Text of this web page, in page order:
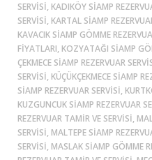
SERVISI, KADIKÖY SIAMP
SERVISI, KARTAL SIAMP
KAVACIK SIAMP GÖMME
FIYATLARI, KOZYATAĞI SIAMP
ÇEKMECE SIAMP REZERVUAR
SERVISI, KÜÇÜKÇEKMECE SIAMP
SIAMP REZERVUAR SERVISI,
KUZGUNCUK SIAMP REZERVUAR
REZERVUAR TAMIR VE SERVISI,
SERVISI, MALTEPE SIAMP
SERVISI, MASLAK SIAMP GÖMME